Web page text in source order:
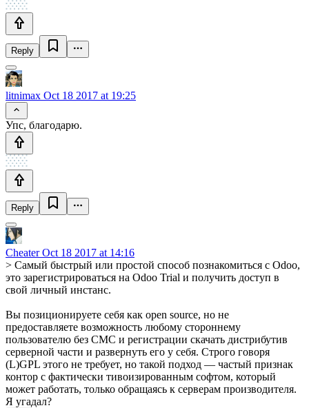
Reply
litnimax Oct 18 2017 at 19:25
Упс, благодарю.
Reply
CheaterOct 18 2017 at 14:16
> Самый быстрый или простой способ познакомиться с Odoo,
это зарегистрироваться на Odoo Trial и получить доступ в
свой личный инстанс.
Вы позиционируете себя как open source, но не
предоставляете возможность любому стороннему
пользователю без СМС и регистрации скачать дистрибутив
серверной части и развернуть его у себя. Строго говоря
(L)GPL этого не требует, но такой подход — частый признак
контор с фактически тивоизированным софтом, который
может работать, только обращаясь к серверам производителя.
Я угадал?